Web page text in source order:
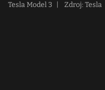
Tesla Model 3 Zdroj: Tesla